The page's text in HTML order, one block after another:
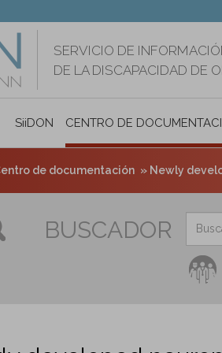
SERVICIO DE
DE LA DISCAPACIDAD DE
SiiDON CENTRO DE
de documentación Newly
BUSCADOR